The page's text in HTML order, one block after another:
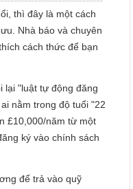
thì đây là một cách
Nhà báo và chuyên
cách thức để bạn
lại "luật tự động đăng
nằm trong độ tuổi "22
£10,000/năm từ một
ký vào chính sách
để trả vào quỹ